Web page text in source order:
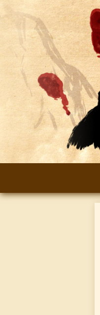
au
contenu